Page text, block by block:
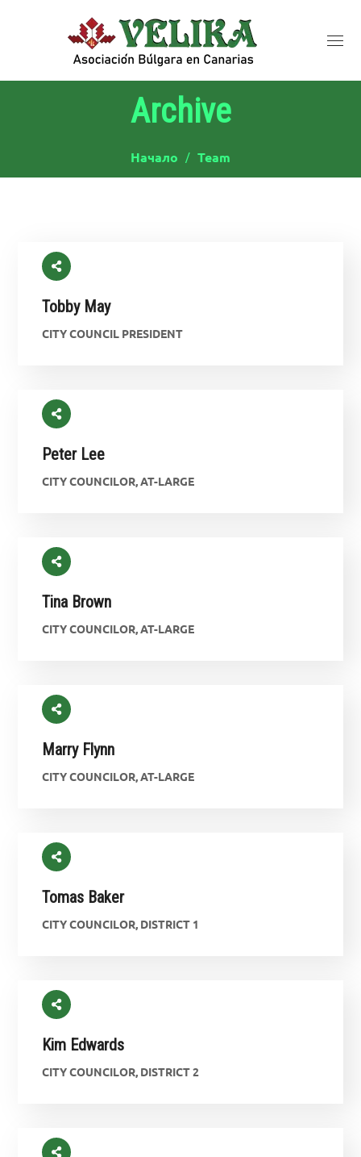
Archive
Начало Team
Tobby May
CITY COUNCIL PRESIDENT
Peter Lee
CITY COUNCILOR, AT-LARGE
Tina Brown
CITY COUNCILOR, AT-LARGE
Marry Flynn
CITY COUNCILOR, AT-LARGE
Tomas Baker
CITY COUNCILOR, DISTRICT 1
Kim Edwards
CITY COUNCILOR, DISTRICT 2